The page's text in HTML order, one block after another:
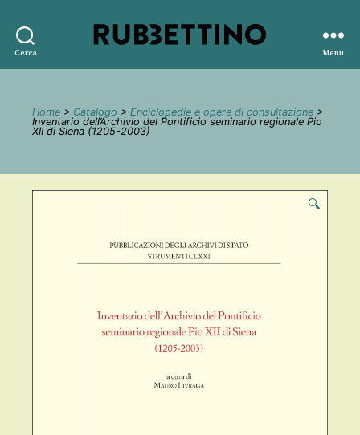
Cerca
editore
Menu
Home > Catalogo > Enciclopedie e opere di consultazione >
Inventario dell’Archivio del Pontificio seminario regionale Pio
XII di Siena (1205-2003)
🔍